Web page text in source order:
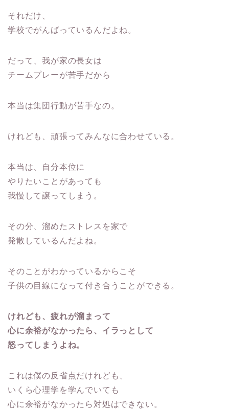
それだけ、
学校でがんばっているんだよね。
だって、我が家の長女は
チームプレーが苦手だから
本当は集団行動が苦手なの。
けれども、頑張ってみんなに合わせている。
本当は、自分本位に
やりたいことがあっても
我慢して譲ってしまう。
その分、溜めたストレスを家で
発散しているんだよね。
そのことがわかっているからこそ
子供の目線になって付き合うことができる。
けれども、疲れが溜まって
心に余裕がなかったら、イラっとして
怒ってしまうよね。
これは僕の反省点だけれども、
いくら心理学を学んでいても
心に余裕がなかったら対処はできない。